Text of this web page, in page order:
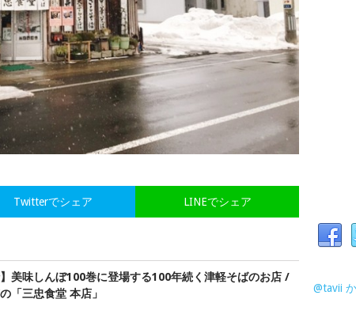
LINEでシェア
Twitterでシェア
】美味しんぼ100巻に登場する100年続く津軽そばのお店 /
「三忠食堂 本店」
@tavii